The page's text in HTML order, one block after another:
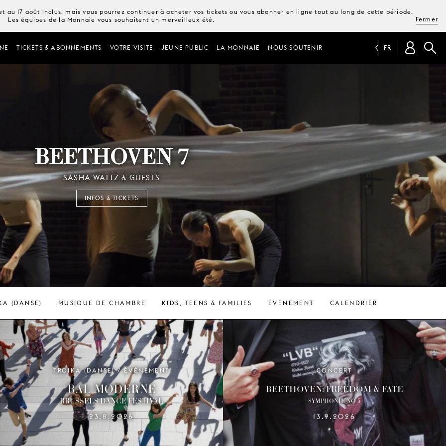
au 17 août inclus, mais vous pourrez continuer à acheter vos tickets ou vous abonner en ligne tout au long de cette période.
Les équipes de la Monnaie vous souhaitent un merveilleux été.
Fermer
TICKETS & ABONNEMENTS VOTRE VISITE JEUNE PUBLIC LA MONNAIE NOUS SOUTENIR FR
BEETHOVEN 7
SASHA WALTZ & GUESTS
INFOS & TICKETS
(DANSE) MUSIQUE DE CHAMBRE KIDS, TEENS & FAMILIES ÉVÉNEMENT CALENDRIER
TROIKA (DANSE) / ÉVÉNEMENT
BAL MODERNE
BRUSSELS DANCE FESTIVAL
23.8.2026
CONCERT
BEETHOVEN: FREEDOM & FATE
SYMPHONIE NO 5
13.9.2026